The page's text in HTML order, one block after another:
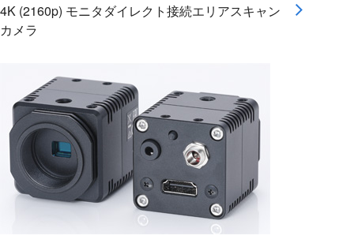
4K (2160p) モニタダイレクト接続エリアスキャン
カメラ